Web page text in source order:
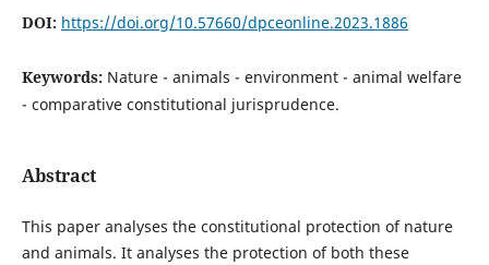
DOI: https://doi.org/10.57660/dpceonline.2023.1886
Keywords: Nature - animals - environment - animal welfare
- comparative constitutional jurisprudence.
Abstract
This paper analyses the constitutional protection of nature
and animals. It analyses the protection of both these